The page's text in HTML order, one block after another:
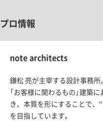
プロ情報
note architects
鎌松 亮が主宰する設計事務所
「お客様に関わるもの」建築
き、本質を形にすることで、
を目指しています。